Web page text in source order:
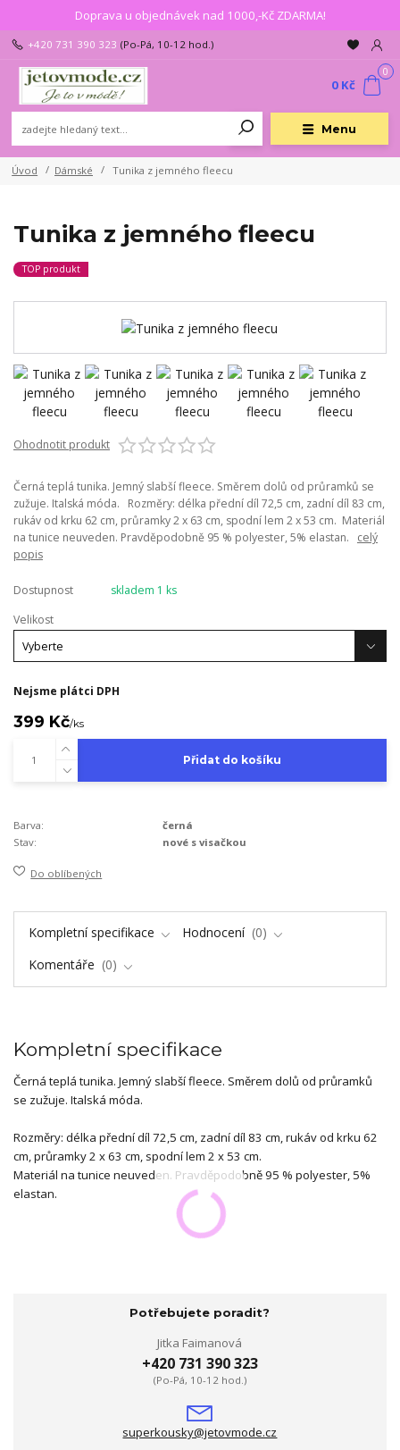
Doprava u objednávek nad 1000,-Kč ZDARMA!
Menu
+420 731 390 323 (Po-Pá, 10-12 hod.)
0
0 Kč
Úvod Dámské Tunika z jemného fleecu
Tunika z jemného fleecu
TOP produkt
Ohodnotit produkt
Černá teplá tunika. Jemný slabší fleece. Směrem dolů od průramků se
zužuje. Italská móda. Rozměry: délka přední díl 72,5 cm, zadní díl 83 cm,
rukáv od krku 62 cm, průramky 2 x 63 cm, spodní lem 2 x 53 cm. Materiál
na tunice neuveden. Pravděpodobně 95 % polyester, 5% elastan. celý
popis
Dostupnost
skladem 1 ks
Velikost
Nejsme plátci DPH
399 Kč/ks
Přidat do košíku
Barva:
černá
Stav:
nové s visačkou
Do oblíbených
Kompletní specifikace Hodnocení
0
Komentáře
0
Kompletní specifikace
Černá teplá tunika. Jemný slabší fleece. Směrem dolů od průramků
se zužuje. Italská móda.
Rozměry: délka přední díl 72,5 cm, zadní díl 83 cm, rukáv od krku 62
cm, průramky 2 x 63 cm, spodní lem 2 x 53 cm.
Materiál na tunice neuveden. Pravděpodobně 95 % polyester, 5%
elastan.
Potřebujete poradit?
Jitka Faimanová
+420 731 390 323
(Po-Pá, 10-12 hod.)
superkousky@jetovmode.cz